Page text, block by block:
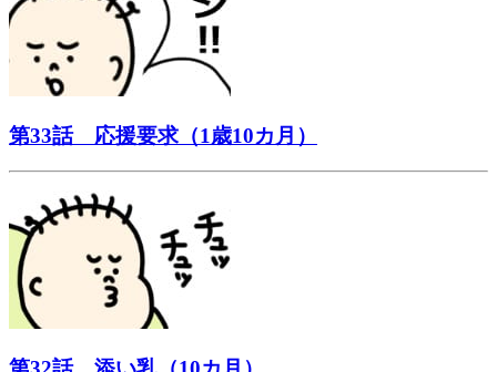
第33話 応援要求（1歳10カ月）